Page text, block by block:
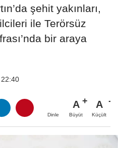
şehit yakınları,
ile Terörsüz
bir araya
Dinle
A
Büyüt
A
Küçült